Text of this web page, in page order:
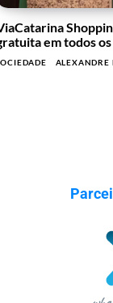
em todos os
ALEXANDRE